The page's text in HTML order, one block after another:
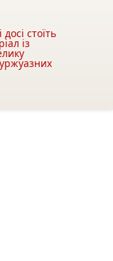
стоїть
із